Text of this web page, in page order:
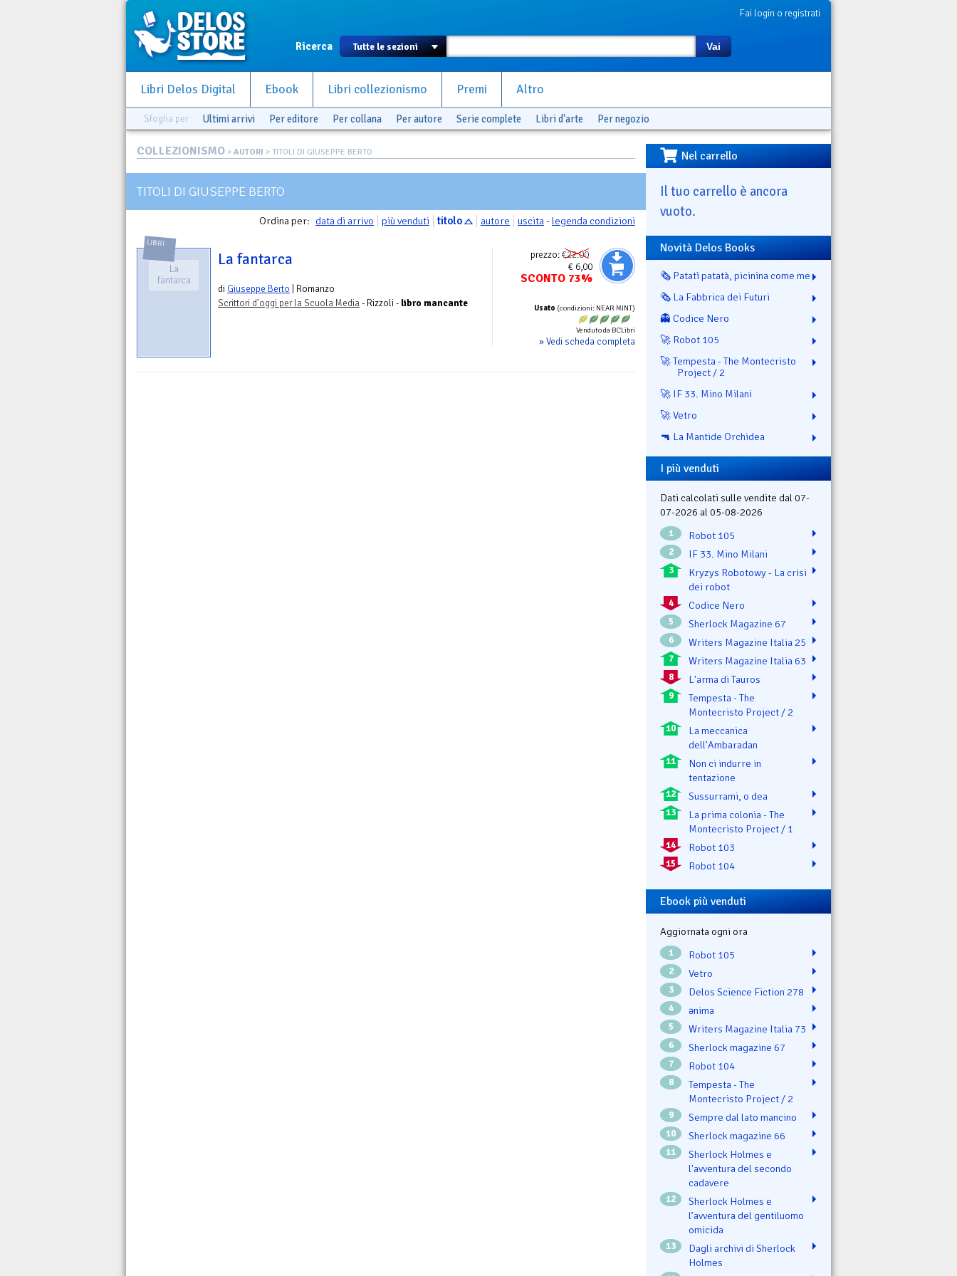
Fai login o registrati
Ricerca Vai
Libri Delos Digital Ebook Libri collezionismo Premi Altro
Sfoglia per Ultimi arrivi Per editore Per collana Per autore Serie complete Libri d'arte Per negozio
COLLEZIONISMO > AUTORI > TITOLI DI GIUSEPPE BERTO
TITOLI DI GIUSEPPE BERTO
Ordina per: data di arrivo più venduti titolo autore uscita-legenda condizioni
prezzo:€22.00
€ 6,00
SCONTO 73%
Usato (condizioni: NEAR MINT)
Venduto da BCLibri
» Vedi scheda completa
LIBRI
La
fantarca
La fantarca
di Giuseppe Berto | Romanzo
Scrittori d'oggi per la Scuola Media- Rizzoli - libro mancante
Nel carrello
Il tuo carrello è ancora
vuoto.
Novità Delos Books
🗞️ Patatì patatà, picinina come me
🗞️ La Fabbrica dei Futuri
👻 Codice Nero
🚀 Robot 105
🚀 Tempesta - The Montecristo
Project / 2
🚀 IF 33. Mino Milani
🚀 Vetro
🔫 La Mantide Orchidea
I più venduti
Dati calcolati sulle vendite dal 07-
07-2026 al 05-08-2026
1 Robot 105
2 IF 33. Mino Milani
3
Kryzys Robotowy - La crisi
dei robot
4 Codice Nero
5 Sherlock Magazine 67
6 Writers Magazine Italia 25
7 Writers Magazine Italia 63
8 L'arma di Tauros
9
Tempesta - The
Montecristo Project / 2
10
La meccanica
dell'Ambaradan
11
Non ci indurre in
tentazione
12 Sussurrami, o dea
13
La prima colonia - The
Montecristo Project / 1
14 Robot 103
15 Robot 104
Ebook più venduti
Aggiornata ogni ora
1 Robot 105
2 Vetro
3 Delos Science Fiction 278
4 ənima
5 Writers Magazine Italia 73
6 Sherlock magazine 67
7 Robot 104
8
Tempesta - The
Montecristo Project / 2
9 Sempre dal lato mancino
10 Sherlock magazine 66
11
Sherlock Holmes e
l'avventura del secondo
cadavere
12
Sherlock Holmes e
l’avventura del gentiluomo
omicida
13
Dagli archivi di Sherlock
Holmes